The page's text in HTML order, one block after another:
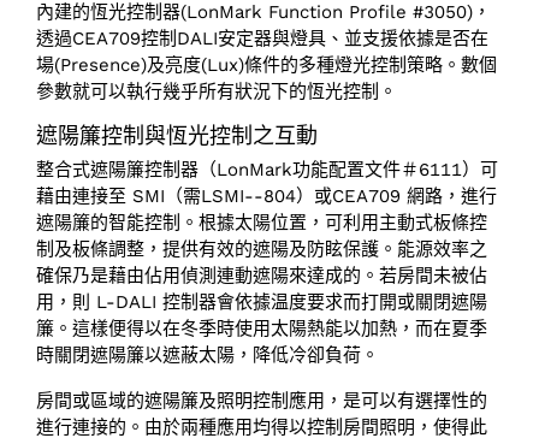
內建的恆光控制器(LonMark Function Profile #3050)，
透過CEA709控制DALI安定器與燈具、並支援依據是否在
場(Presence)及亮度(Lux)條件的多種燈光控制策略。數個
參數就可以執行幾乎所有狀況下的恆光控制。
遮陽簾控制與恆光控制之互動
整合式遮陽簾控制器（LonMark功能配置文件＃6111）可
藉由連接至 SMI（需LSMI--804）或CEA709 網路，進行
遮陽簾的智能控制。根據太陽位置，可利用主動式板條控
制及板條調整，提供有效的遮陽及防眩保護。能源效率之
確保乃是藉由佔用偵測連動遮陽來達成的。若房間未被佔
用，則 L-DALI 控制器會依據温度要求而打開或關閉遮陽
簾。這樣便得以在冬季時使用太陽熱能以加熱，而在夏季
時關閉遮陽簾以遮蔽太陽，降低冷卻負荷。
房間或區域的遮陽簾及照明控制應用，是可以有選擇性的
進行連接的。由於兩種應用均得以控制房間照明，使得此